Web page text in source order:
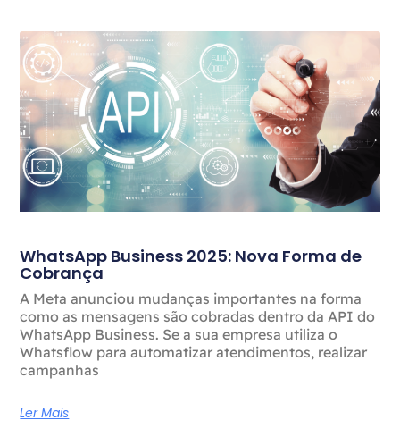
WhatsApp Business 2025: Nova Forma de
Cobrança
A Meta anunciou mudanças importantes na forma
como as mensagens são cobradas dentro da API do
WhatsApp Business. Se a sua empresa utiliza o
Whatsflow para automatizar atendimentos, realizar
campanhas
Ler Mais